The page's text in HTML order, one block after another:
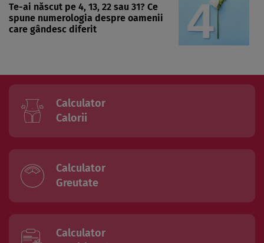
Te-ai născut pe 4, 13, 22 sau 31? Ce
spune numerologia despre oamenii
care gândesc diferit
Calculator
Calorii
Calculator
Greutate
Calculator